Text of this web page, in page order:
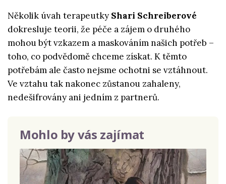
Několik úvah terapeutky Shari Schreiberové
dokresluje teorii, že péče a zájem o druhého
mohou být vzkazem a maskováním našich potřeb –
toho, co podvědomě chceme získat. K těmto
potřebám ale často nejsme ochotni se vztáhnout.
Ve vztahu tak nakonec zůstanou zahaleny,
nedešifrovány ani jedním z partnerů.
Mohlo by vás zajímat